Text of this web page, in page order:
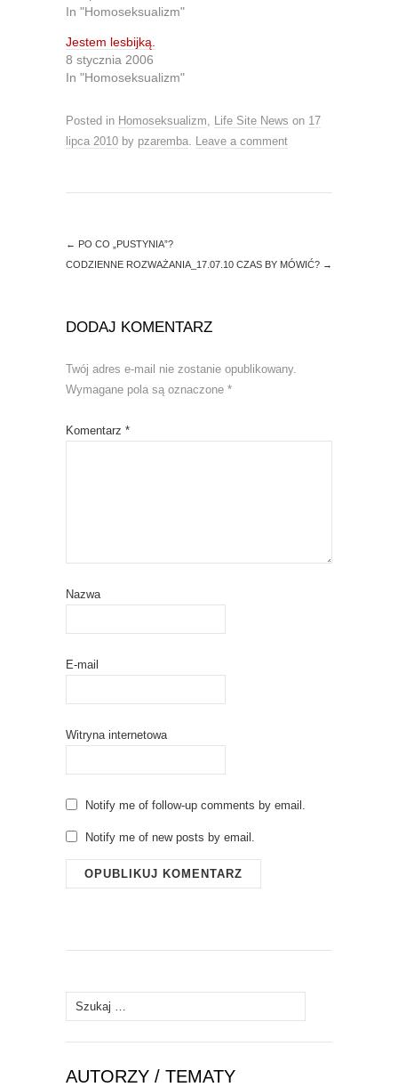
e
r
O
p
e
n
n
e
w
d
o
o
(
O
p
e
n
e
n
)
In "Homoseksualizm"
Jestem lesbijką.
8 stycznia 2006
In "Homoseksualizm"
Posted in Homoseksualizm, Life Site News on 17
lipca 2010 by pzaremba. Leave a comment
← PO CO „PUSTYNIA”?
CODZIENNE ROZWAŻANIA_17.07.10 CZAS BY MÓWIĆ? →
DODAJ KOMENTARZ
Twój adres e-mail nie zostanie opublikowany.
Wymagane pola są oznaczone *
Komentarz *
Nazwa
E-mail
Witryna internetowa
Notify me of follow-up comments by email.
Notify me of new posts by email.
Szukaj:
AUTORZY / TEMATY